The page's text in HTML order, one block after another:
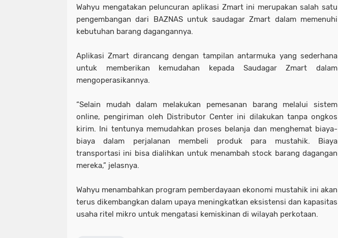
Wahyu mengatakan peluncuran aplikasi Zmart ini merupakan salah satu
pengembangan dari BAZNAS untuk saudagar Zmart dalam memenuhi
kebutuhan barang dagangannya.
Aplikasi Zmart dirancang dengan tampilan antarmuka yang sederhana
untuk memberikan kemudahan kepada Saudagar Zmart dalam
mengoperasikannya.
“Selain mudah dalam melakukan pemesanan barang melalui sistem
online, pengiriman oleh Distributor Center ini dilakukan tanpa ongkos
kirim. Ini tentunya memudahkan proses belanja dan menghemat biaya-
biaya dalam perjalanan membeli produk para mustahik. Biaya
transportasi ini bisa dialihkan untuk menambah stock barang dagangan
mereka,” jelasnya.
Wahyu menambahkan program pemberdayaan ekonomi mustahik ini akan
terus dikembangkan dalam upaya meningkatkan eksistensi dan kapasitas
usaha ritel mikro untuk mengatasi kemiskinan di wilayah perkotaan.